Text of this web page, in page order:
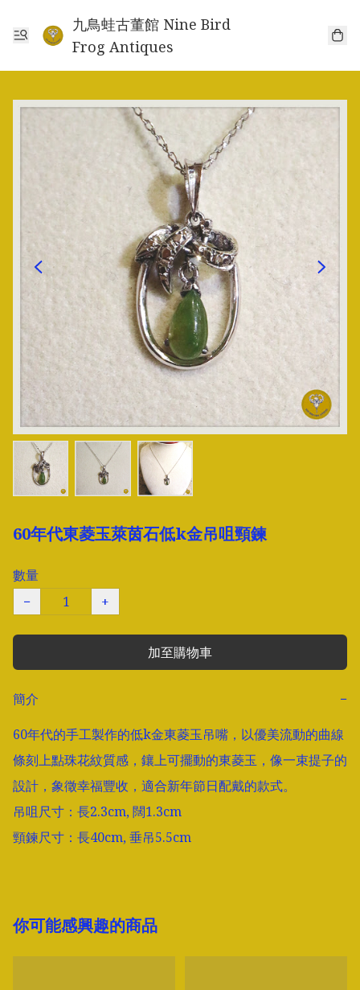
九鳥蛙古董館 Nine Bird
Frog Antiques
60年代東菱玉萊茵石低k金吊咀頸鍊
數量
−
+
加至購物車
簡介
−
60年代的手工製作的低k金東菱玉吊嘴，以優美流動的曲線
條刻上點珠花紋質感，鑲上可擺動的東菱玉，像一束提子的
設計，象徵幸福豐收，適合新年節日配戴的款式。
吊咀尺寸：長2.3cm, 闊1.3cm
頸鍊尺寸：長40cm, 垂吊5.5cm
你可能感興趣的商品